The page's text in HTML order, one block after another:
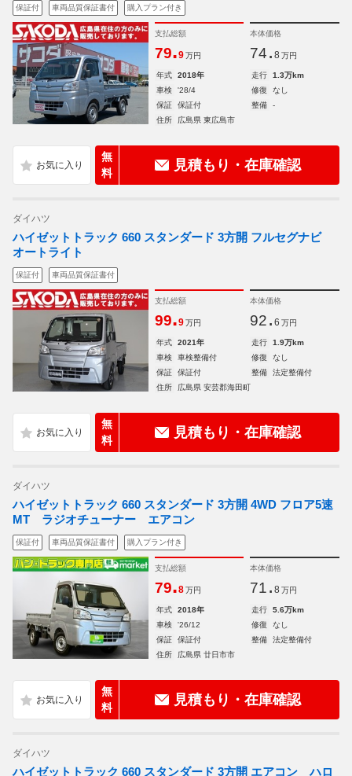
保証付 車両品質保証書付 購入プラン付き
支払総額
79.9 万円
本体価格
74. 8 万円
年式 2018年 走行
1.3万km
車検
'28/4 修復
なし
保証
保証付 整備
-
住所
広島県 東広島市
無
料
見積もり・在庫確認
ダイハツ
ハイゼットトラック 660 スタンダード 3方開 フルセグナビ
オートライト
保証付 車両品質保証書付
支払総額
99.9 万円
本体価格
92. 6 万円
年式 2021年 走行
1.9万km
車検
車検整備付 修復
なし
保証
保証付 整備
法定整備付
住所
広島県 安芸郡海田町
無
料
見積もり・在庫確認
ダイハツ
ハイゼットトラック 660 スタンダード 3方開 4WD フロア5速
MT ラジオチューナー エアコン
保証付 車両品質保証書付 購入プラン付き
支払総額
79.8 万円
本体価格
71. 8 万円
年式 2018年 走行
5.6万km
車検
'26/12 修復
なし
保証
保証付 整備
法定整備付
住所
広島県 廿日市市
無
料
見積もり・在庫確認
ダイハツ
ハイゼットトラック 660 スタンダード 3方開 エアコン ハロ